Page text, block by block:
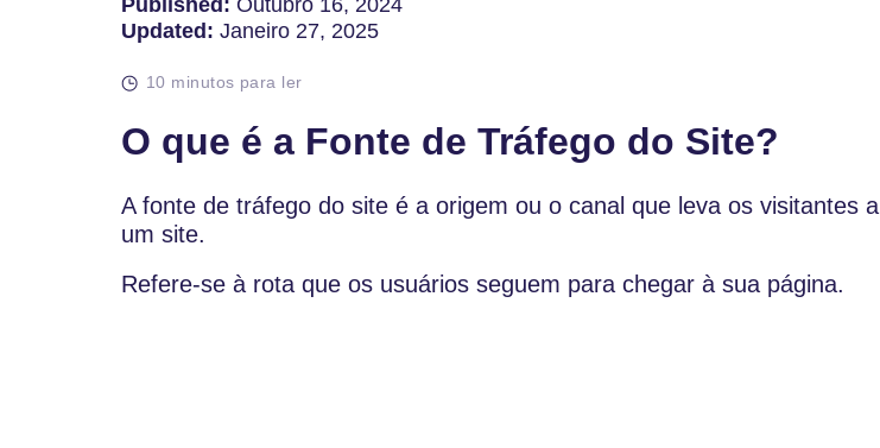
Published: Outubro 16, 2024
Updated: Janeiro 27, 2025
10 minutos para ler
O que é a Fonte de Tráfego do Site?
A fonte de tráfego do site é a origem ou o canal que leva os visitantes a
um site.
Refere-se à rota que os usuários seguem para chegar à sua página.